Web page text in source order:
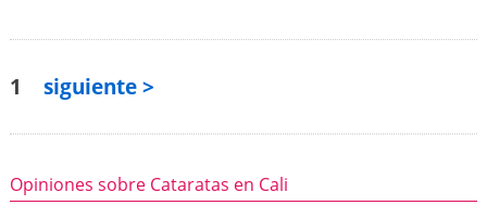
1 siguiente >
Opiniones sobre Cataratas en Cali